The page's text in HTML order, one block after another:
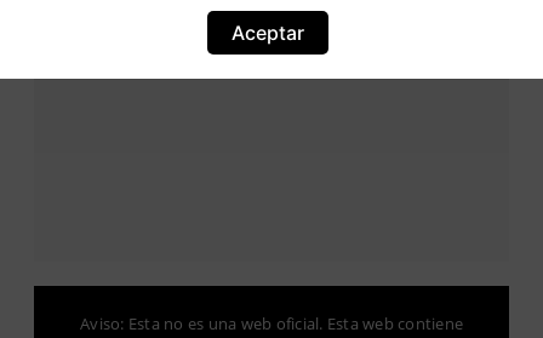
2 comentarios
Aviso: Esta no es una web oficial. Esta web contiene
Aceptar